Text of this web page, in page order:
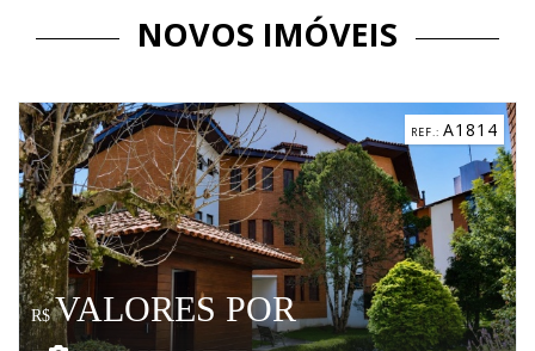
NOVOS IMÓVEIS
A1814
POR